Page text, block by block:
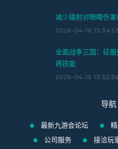
减少辐射对眼睛伤
2026-04-16 13:34:53
全面战争三国：征
将技能
2026-04-15 13:32:56
导航
最新九游会论坛
公司服务
接洽玩